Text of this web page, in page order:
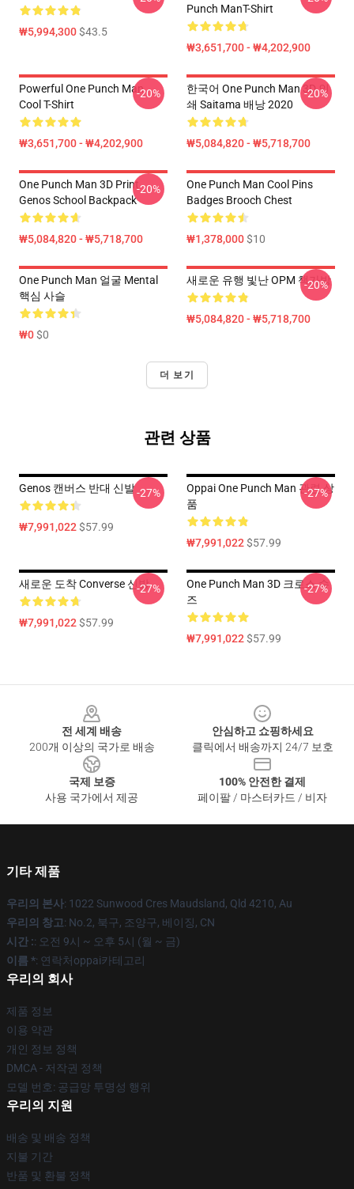
₩5,994,300$43.5
Punch ManT-Shirt
₩3,651,700 - ₩4,202,900
Powerful One Punch Man
Cool T-Shirt
₩3,651,700 - ₩4,202,900
-20%
한국어 One Punch Man 3D 인
쇄 Saitama 배낭 2020
₩5,084,820 - ₩5,718,700
-20%
One Punch Man 3D Print
Genos School Backpack
₩5,084,820 - ₩5,718,700
-20%
One Punch Man Cool Pins
Badges Brooch Chest
₩1,378,000$10
One Punch Man 얼굴 Mental
핵심 사슬
₩0$0
새로운 유행 빛난 OPM 책가방
₩5,084,820 - ₩5,718,700
-20%
더 보기
관련 상품
Genos 캔버스 반대 신발
₩7,991,022$57.99
-27%
Oppai One Punch Man 관련 상
품
₩7,991,022$57.99
-27%
새로운 도착 Converse 신발
₩7,991,022$57.99
-27%
One Punch Man 3D 크로스 슈
즈
₩7,991,022$57.99
-27%
전 세계 배송
200개 이상의 국가로 배송
안심하고 쇼핑하세요
클릭에서 배송까지 24/7 보호
국제 보증
사용 국가에서 제공
100% 안전한 결제
페이팔 / 마스터카드 / 비자
기타 제품
우리의 본사: 1022 Sunwood Cres Maudsland, Qld 4210, Au
우리의 창고: No.2, 북구, 조양구, 베이징, CN
시간 :: 오전 9시 ~ 오후 5시 (월 ~ 금)
이름 *: 연락처oppai카테고리
우리의 회사
제품 정보
이용 약관
개인 정보 정책
DMCA - 저작권 정책
모델 번호: 공급망 투명성 행위
우리의 지원
배송 및 배송 정책
지불 기간
반품 및 환불 정책